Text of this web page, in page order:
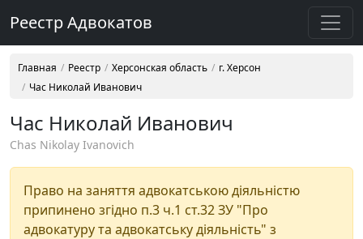
Реестр Адвокатов
Главная Реестр Херсонская область
г. Херсон
Час Николай Иванович
Час Николай Иванович
Chas Nikolay Ivanovich
Право на заняття адвокатською діяльністю
припинено згідно п.3 ч.1 ст.32 ЗУ "Про
адвокатуру та адвокатську діяльність" з